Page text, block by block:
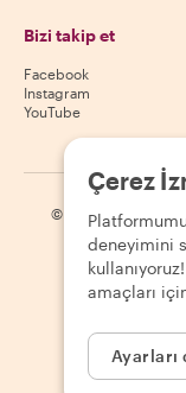
Bizi takip et
Facebook
Instagram
YouTube
© 2026
Çerez
deneyimini
amaçları